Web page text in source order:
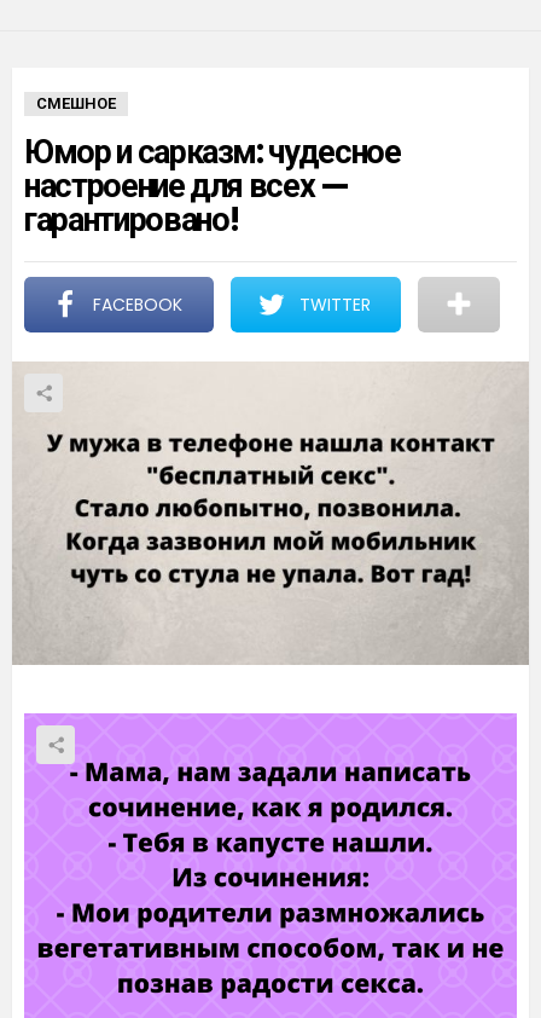
СМЕШНОЕ
Юмор и сарказм: чудесное
настроение для всех —
гарантировано!
FACEBOOK TWITTER